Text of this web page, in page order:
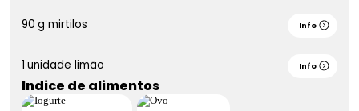
90 g mirtilos Info
1 unidade limão Info
Indice de alimentos